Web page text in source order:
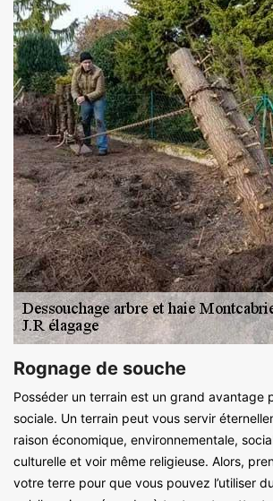
Rognage de souche
Posséder un terrain est un grand avantage
sociale. Un terrain peut vous servir
raison économique, environnementale,
culturelle et voir même religieuse. Alors,
votre terre pour que vous pouvez l’utiliser